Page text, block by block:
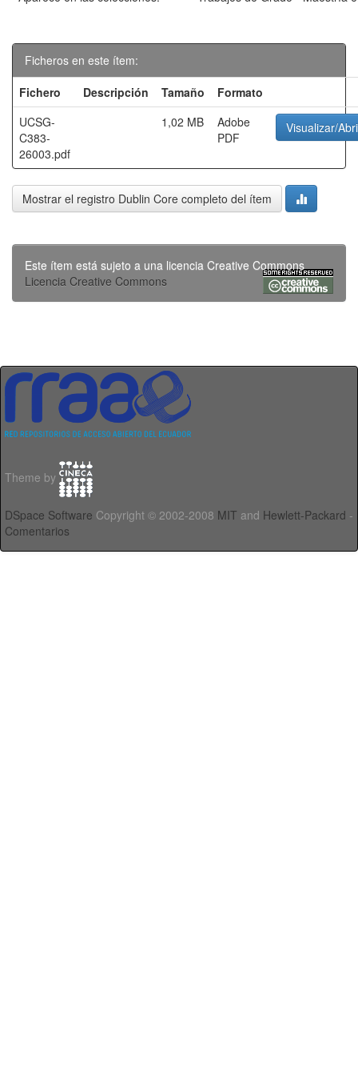
Ficheros en este ítem:
Fichero
Descripción Tamaño
Formato
UCSG-
C383-
26003.pdf
1,02 MB
Adobe
PDF
Visualizar/
Mostrar el registro Dublin Core completo del ítem
Este ítem está sujeto a una licencia Creative Commons
Licencia Creative Commons
Theme by
DSpace Software Copyright © 2002-2008 MIT and Hewlett-Packard -
Comentarios